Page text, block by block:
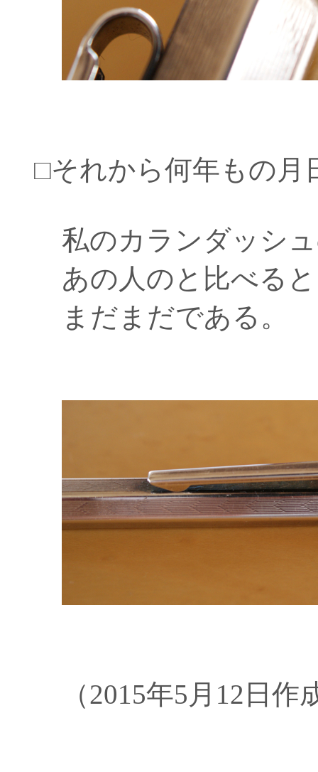
□それから何年もの月
私のカランダッシ
あの人のと比べると
まだまだである。
（2015年5月12日作